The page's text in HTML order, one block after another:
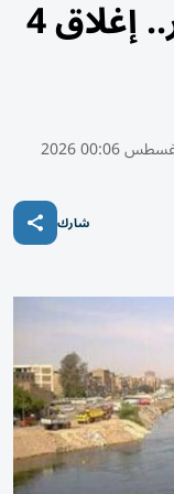
الإسماعيلية في مصر.. إغلاق 4
شارك